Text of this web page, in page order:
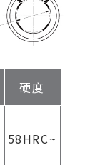
硬度
58HRC~